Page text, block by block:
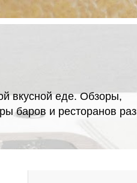
вкусной еде. Обзоры,
баров и ресторанов